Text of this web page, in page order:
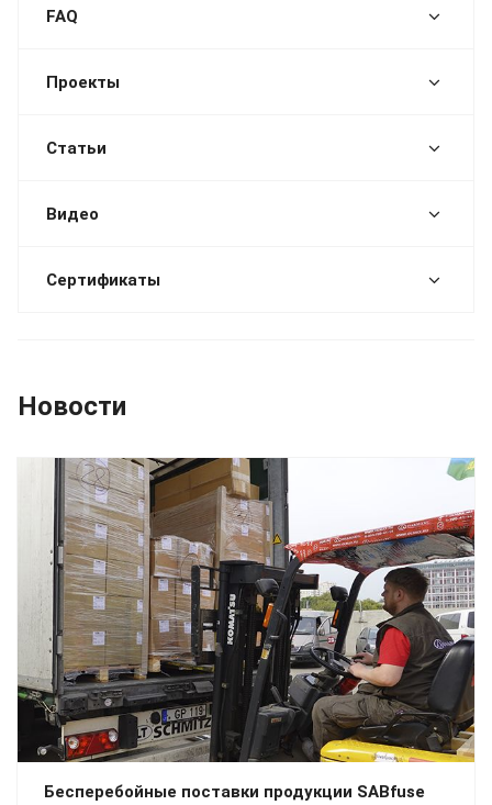
FAQ
Проекты
Статьи
Видео
Сертификаты
Новости
Бесперебойные поставки продукции SABfuse